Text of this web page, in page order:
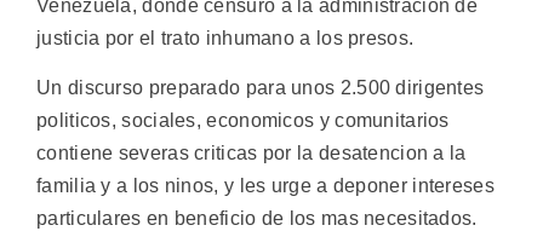
Venezuela, donde censuro a la administracion de
justicia por el trato inhumano a los presos.
Un discurso preparado para unos 2.500 dirigentes
politicos, sociales, economicos y comunitarios
contiene severas criticas por la desatencion a la
familia y a los ninos, y les urge a deponer intereses
particulares en beneficio de los mas necesitados.